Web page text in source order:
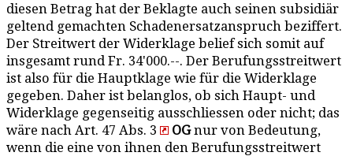
diesen Betrag hat der Beklagte auch seinen subsidiär
geltend gemachten Schadenersatzanspruch beziffert.
Der Streitwert der Widerklage belief sich somit auf
insgesamt rund Fr. 34'000.--. Der Berufungsstreitwert
ist also für die Hauptklage wie für die Widerklage
gegeben. Daher ist belanglos, ob sich Haupt- und
Widerklage gegenseitig ausschliessen oder nicht; das
wäre nach Art. 47 Abs. 3
OGnur von Bedeutung,
wenn die eine von ihnen den Berufungsstreitwert